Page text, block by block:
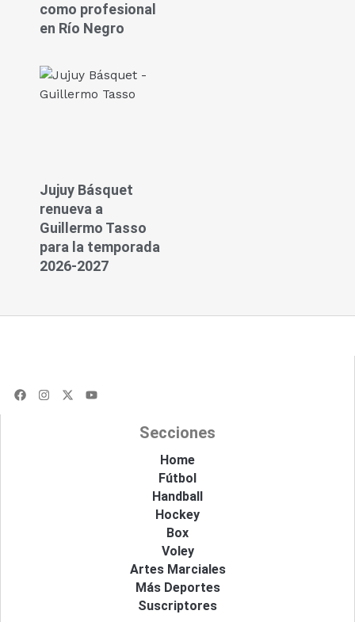
como profesional
en Río Negro
Jujuy Básquet
renueva a
Guillermo Tasso
para la temporada
2026-2027
F
a
I
n
X
-
Y
o
Secciones
Home
Fútbol
Handball
Hockey
Box
Voley
Artes Marciales
Más Deportes
Suscriptores